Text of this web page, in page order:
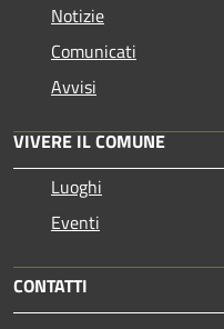
Notizie
Comunicati
Avvisi
VIVERE IL COMUNE
Luoghi
Eventi
CONTATTI